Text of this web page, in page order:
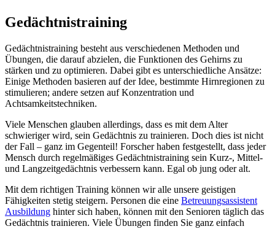
Gedächtnistraining
Gedächtnistraining besteht aus verschiedenen Methoden und
Übungen, die darauf abzielen, die Funktionen des Gehirns zu
stärken und zu optimieren. Dabei gibt es unterschiedliche Ansätze:
Einige Methoden basieren auf der Idee, bestimmte Hirnregionen zu
stimulieren; andere setzen auf Konzentration und
Achtsamkeitstechniken.
Viele Menschen glauben allerdings, dass es mit dem Alter
schwieriger wird, sein Gedächtnis zu trainieren. Doch dies ist nicht
der Fall – ganz im Gegenteil! Forscher haben festgestellt, dass jeder
Mensch durch regelmäßiges Gedächtnistraining sein Kurz-, Mittel-
und Langzeitgedächtnis verbessern kann. Egal ob jung oder alt.
Mit dem richtigen Training können wir alle unsere geistigen
Fähigkeiten stetig steigern. Personen die eine Betreuungsassistent
Ausbildung hinter sich haben, können mit den Senioren täglich das
Gedächtnis trainieren. Viele Übungen finden Sie ganz einfach